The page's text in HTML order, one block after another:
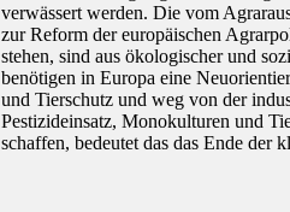
verwässert werden. Die vom
zur Reform der europäischen
stehen, sind aus ökologischer und
benötigen in Europa eine
und Tierschutz und weg von der
Pestizideinsatz, Monokulturen und
schaffen, bedeutet das das Ende der